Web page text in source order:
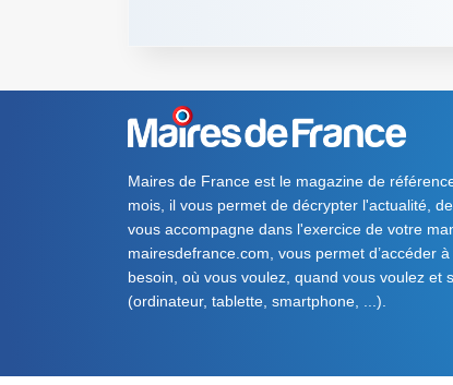
Maires de France est le magazine de
mois, il vous permet de décrypter l'actualité,
vous accompagne dans l'exercice de votre
mairesdefrance.com, vous permet d’accéder
besoin, où vous voulez, quand vous voulez et
(ordinateur, tablette, smartphone, ...).